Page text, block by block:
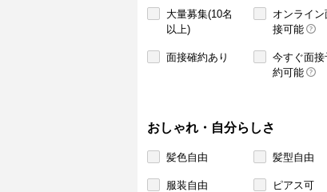
大量募集(10名
以上)
オンライン
接可能
面接確約あり
今すぐ面接
約可能
おしゃれ・自分らしさ
髪色自由 髪型自由
服装自由 ピアス可